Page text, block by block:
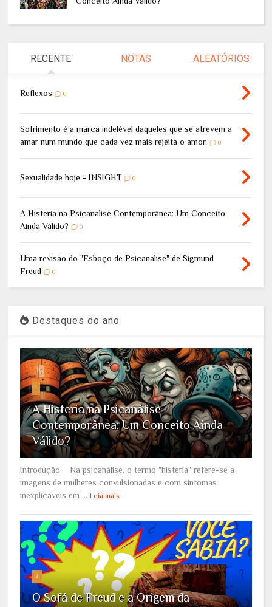
RECENTE NOTAS ALEATÓRIOS
Reflexos 0
Sofrimento é a marca indelével daqueles que se atrevem a
amar num mundo que cada vez mais rejeita o amor.
0
Sexualidade hoje - INSIGHT 0
A Histeria na Psicanálise Contemporânea: Um Conceito
Ainda Válido?
0
Uma revisão do "Esboço de Psicanálise" de Sigmund
Freud
0
Destaques do ano
1
A Histeria na Psicanálise
Contemporânea: Um Conceito Ainda
Válido?
Introdução Na psicanálise, o termo "histeria" refere-se a
imagens de mulheres convulsionadas e com sintomas
inexplicáveis em ... Leia mais
2
O Sofá de Freud e a Origem da